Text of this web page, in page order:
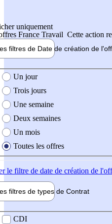
uniquement
France Travail Cette action
filtres de Date de création de
création de l'offre
Un jour
Trois jours
Une semaine
Deux semaines
Un mois
Toutes les offres
le filtre de date de création de
filtres de types de Contrat
contrat
CDI